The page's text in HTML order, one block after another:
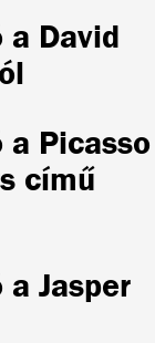
David
Picasso
című
Jasper